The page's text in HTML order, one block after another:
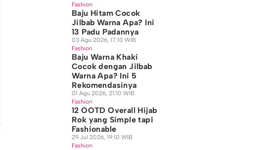
Fashion
Baju Hitam Cocok
Jilbab Warna Apa? Ini
13 Padu Padannya
03 Agu 2026, 17:10 WIB
Fashion
Baju Warna Khaki
Cocok dengan Jilbab
Warna Apa? Ini 5
Rekomendasinya
01 Agu 2026, 21:10 WIB
Fashion
12 OOTD Overall Hijab
Rok yang Simple tapi
Fashionable
29 Jul 2026, 19:10 WIB
Fashion